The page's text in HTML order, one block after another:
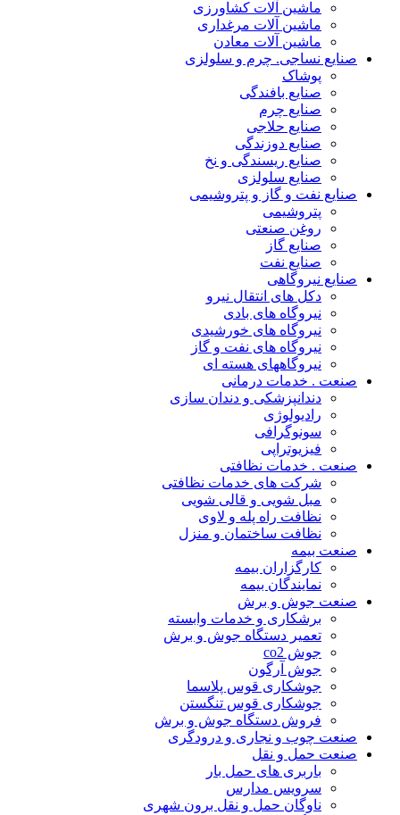
ماشین آلات کشاورزی
ماشین آلات مرغداری
ماشین آلات معادن
صنایع نساجی. چرم و سلولزی
پوشاک
صنایع بافندگی
صنایع چرم
صنایع حلاجی
صنایع دوزندگی
صنایع ریسندگی و نخ
صنایع سلولزی
صنایع نفت و گاز و پتروشیمی
پتروشیمی
روغن صنعتی
صنایع گاز
صنایع نفت
صنایع نیروگاهی
دکل های انتقال نیرو
نیروگاه های بادی
نیروگاه های خورشیدی
نیروگاه های نفت و گاز
نیروگاههای هسته ای
صنعت . خدمات درمانی
دندانپزشکی و دندان سازی
رادیولوژی
سونوگرافی
فیزیوتراپی
صنعت . خدمات نظافتی
شرکت های خدمات نظافتی
مبل شویی و قالی شویی
نظافت راه پله و لاوی
نظافت ساختمان و منزل
صنعت بیمه
کارگزاران بیمه
نمایندگان بیمه
صنعت جوش و برش
برشکاری و خدمات وابسته
تعمیر دستگاه جوش و برش
جوش co2
جوش آرگون
جوشکاری قوس پلاسما
جوشکاری قوس تنگستن
فروش دستگاه جوش و برش
صنعت چوب و نجاری و درودگری
صنعت حمل و نقل
باربری های حمل بار
سرویس مدارس
ناوگان حمل و نقل برون شهری